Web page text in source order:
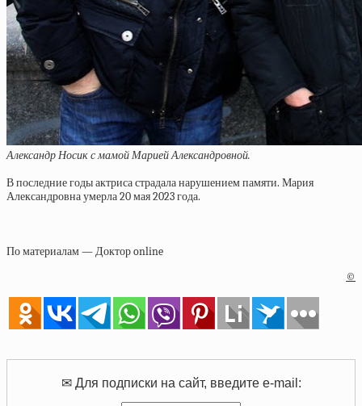
Александр Носик с мамой Марией Александровной.
В последние годы актриса страдала нарушением памяти. Мария
Александровна умерла 20 мая 2023 года.
По материалам — Доктор online
©
✉ Для подписки на сайт, введите e-mail: